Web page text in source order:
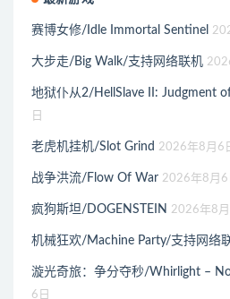
赛博女修/Idle Immortal Sentinel
大步走/Big Walk/支持网络联机
地狱仆从2/HellSlave II: Judgment
日
老虎机挂机/Slot Grind 2026年8月6
战争洪流/Flow Of War 2026年8月6
疯狗斯坦/DOGENSTEIN 2026年8月
机械狂欢/Machine Party/支持网络
漩光奇旅：争分夺秒/Whirlight –
6日